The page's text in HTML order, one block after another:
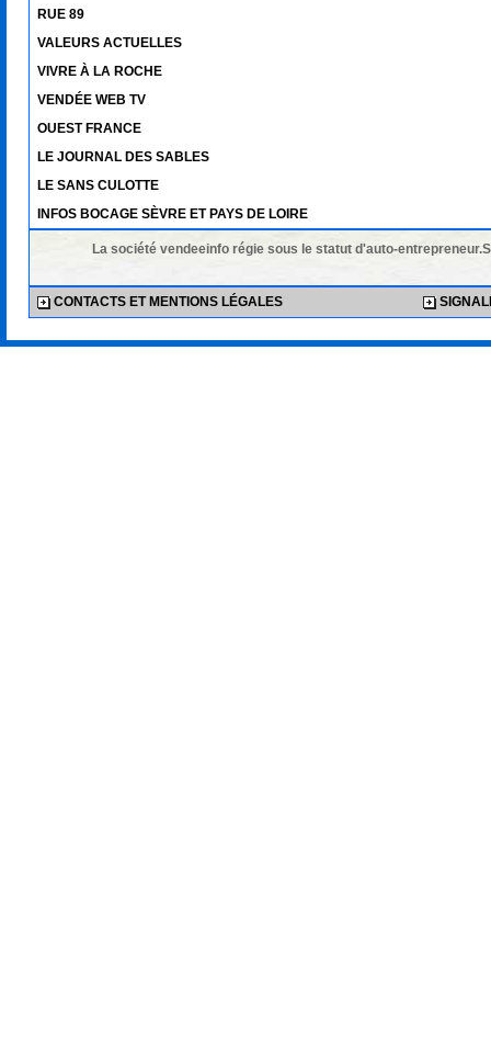
RUE 89
VALEURS ACTUELLES
VIVRE À LA ROCHE
VENDÉE WEB TV
OUEST FRANCE
LE JOURNAL DES SABLES
LE SANS CULOTTE
INFOS BOCAGE SÈVRE ET PAYS DE LOIRE
La société vendeeinfo régie sous le statut d'auto-
CONTACTS ET MENTIONS LÉGALES